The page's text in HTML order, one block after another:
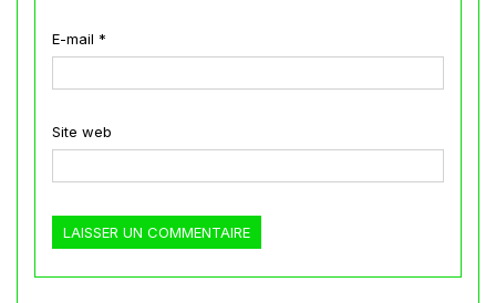
E-mail *
Site web